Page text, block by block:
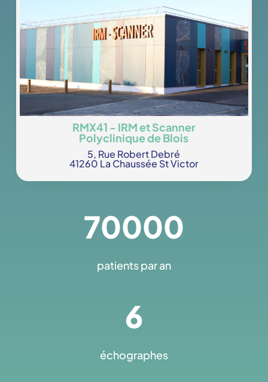
RMX41 - IRMetScanner
Polyclinique de Blois
5, Rue Robert Debré
41260 La Chaussée St Victor
70000
patients par an
6
échographes